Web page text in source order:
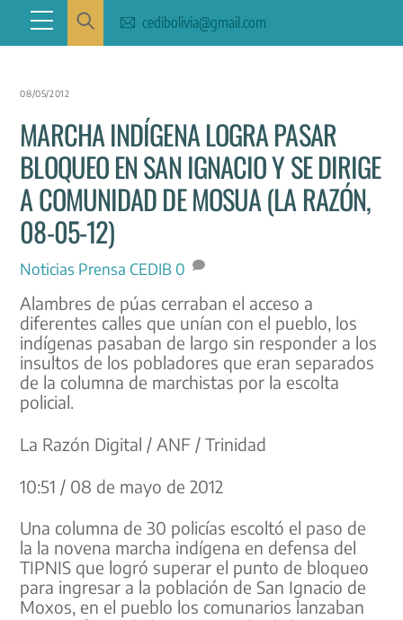
content
Menu cedibolivia@gmail.com
08/05/2012
MARCHA INDÍGENA LOGRA PASAR
BLOQUEO EN SAN IGNACIO Y SE DIRIGE
A COMUNIDAD DE MOSUA (LA RAZÓN,
08-05-12)
Noticias Prensa CEDIB 0
Alambres de púas cerraban el acceso a
diferentes calles que unían con el pueblo, los
indígenas pasaban de largo sin responder a los
insultos de los pobladores que eran separados
de la columna de marchistas por la escolta
policial.
La Razón Digital / ANF / Trinidad
10:51 / 08 de mayo de 2012
Una columna de 30 policías escoltó el paso de
la la novena marcha indígena en defensa del
TIPNIS que logró superar el punto de bloqueo
para ingresar a la población de San Ignacio de
Moxos, en el pueblo los comunarios lanzaban